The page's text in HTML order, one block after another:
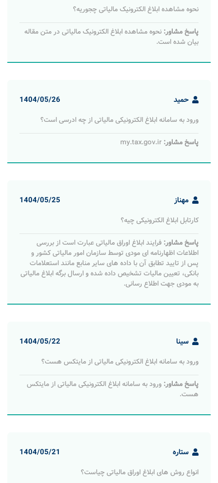
نحوه مشاهده ابلاغ الکترونیک مالیاتی چجوریه؟
پاسخ مشاور: نحوه مشاهده ابلاغ الکترونیک مالیاتی در متن مقاله
بیان شده است.
حمید 1404/05/26
ورود به سامانه ابلاغ الکترونیکی مالیاتی از چه ادرسی است؟
پاسخ مشاور:
مهناز 1404/05/25
کارتابل ابلاغ الکترونیکی چیه؟
پاسخ مشاور: فرایند ابلاغ اوراق مالیاتی عبارت است از بررسی
اطلاعات اظهارنامه ای مودی توسط سازمان امور مالیاتی کشور و
پس از تایید تطابق آن با داده های سایر منابع مانند استعلامات
بانکی، تعیین مالیات تشخیص داده شده و ارسال برگه ابلاغ مالیاتی
به مودی جهت اطلاع رسانی.
سینا 1404/05/22
ورود به سامانه ابلاغ الکترونیکی مالیاتی از مایتکس هست؟
پاسخ مشاور: ورود به سامانه ابلاغ الکترونیکی مالیاتی از مایتکس
هست.
ستاره 1404/05/21
انواع روش های ابلاغ اوراق مالیاتی چیاست؟